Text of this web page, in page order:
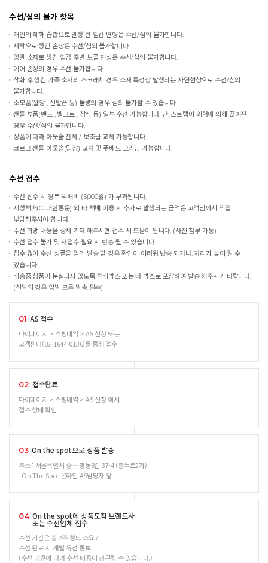
수선/심의 불가 항목
개인의 착화 습관으로 발생 된 힐컵 변형은 수선/심의 불가합니다.
세탁으로 생긴 손상은 수선/심의 불가합니다.
양말 소재로 생긴 힐컵 주변 보풀 현상은 수선/심의 불가합니다.
에어 손상의 경우 수선 불가합니다.
착화 후 생긴 가죽 소재의 스크래치 경우 소재 특성상 발생되는 자연현상으로 수선/심의
불가합니다.
소모품(깔창 , 신발끈 등) 불량의 경우 심의 불가할 수 있습니다.
샌들 부품(밴드 , 벨크로 , 장식 등) 일부 수선 가능합니다. 단, 스트랩이 외력에 의해 끊어진
경우 수선/심의 불가합니다.
상품에 따라 아웃솔 전체 / 보조굽 교체 가능합니다.
코르크 샌들 아웃솔(밑창) 교체 및 풋베드 크리닝 가능합니다.
수선 접수
수선 접수 시 왕복 택배비 (5,000원) 가 부과됩니다.
지정택배(CJ대한통운) 외 타 택배 이용 시 추가로 발생되는 금액은 고객님께서 직접
부담해주셔야 합니다.
수선 희망 내용을 상세 기재 해주시면 접수 시 도움이 됩니다. (사진 첨부 가능)
수선 접수 불가 및 재접수 필요 시 반송 될 수 있습니다.
접수 없이 수선 상품을 임의 발송 할 경우 확인이 어려워 반송 되거나, 처리가 늦어 질 수
있습니다.
배송중 상품이 분실되지 않도록 택배박스 또는 타 박스로 포장하여 발송 해주시기 바랍니다.
(신발의 경우 양발 모두 발송 필수)
01 AS 접수
마이페이지 > 쇼핑내역 > AS 신청 또는
고객센터(02-1644-0136)를 통해 접수
02 접수완료
마이페이지 > 쇼핑내역 > AS 신청 에서
접수 상태 확인
03 On the spot으로 상품 발송
주소 : 서울특별시 중구 명동8길 37-4 (충무로2가)
On The Spot 온라인 AS담당자 앞
04 On the spot에 상품도착 브랜드사
또는 수선업체 접수
수선 기간은 총 2주 정도 소요 /
수선 완료 시 개별 유선 통보
(수선 내용에 따라 수선 비용이 청구될 수 있습니다.)